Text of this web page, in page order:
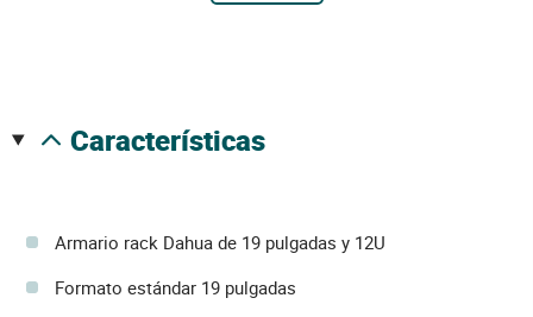
características
Armario rack Dahua de 19 pulgadas y 12U
Formato estándar 19 pulgadas